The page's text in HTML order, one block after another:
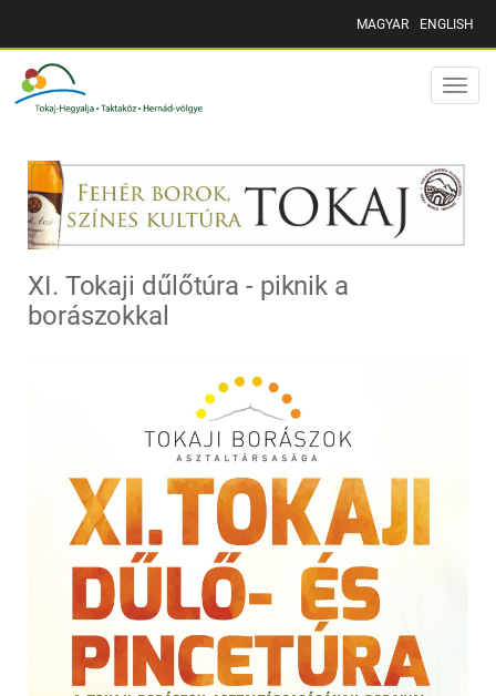
MAGYAR ENGLISH
Toggle
XI. Tokaji dűlőtúra - piknik a
borászokkal